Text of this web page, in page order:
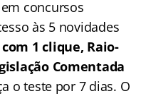
concursos
às 5 novidades
1 clique, Raio-
Comentada
o teste por 7 dias. O